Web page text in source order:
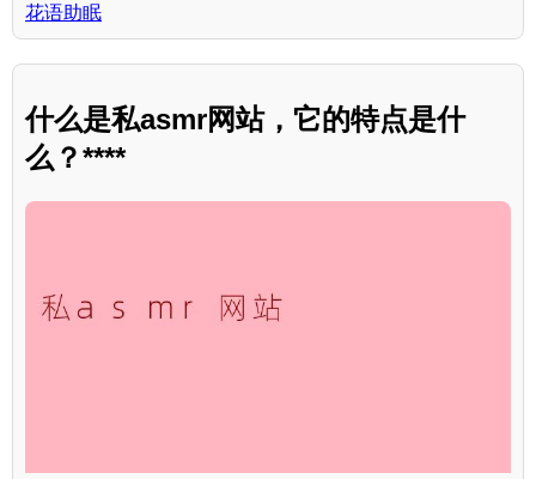
花语助眠
什么是私asmr网站，它的特点是什
么？****